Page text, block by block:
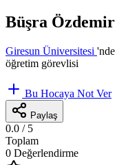
Büşra Özdemir
Giresun Üniversitesi 'nde
öğretim görevlisi
Bu Hocaya Not Ver
Paylaş
0.0 / 5
Toplam
0 Değerlendirme